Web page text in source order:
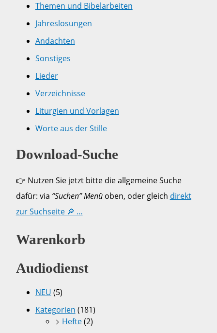
Themen und Bibelarbeiten
Jahreslosungen
Andachten
Sonstiges
Lieder
Verzeichnisse
Liturgien und Vorlagen
Worte aus der Stille
Download-Suche
👉 Nutzen Sie jetzt bitte die allgemeine Suche
dafür: via “Suchen” Menüoben, oder gleich direkt
zur Suchseite 🔎 …
Warenkorb
Audiodienst
NEU (5)
Kategorien (181)
Hefte(2)